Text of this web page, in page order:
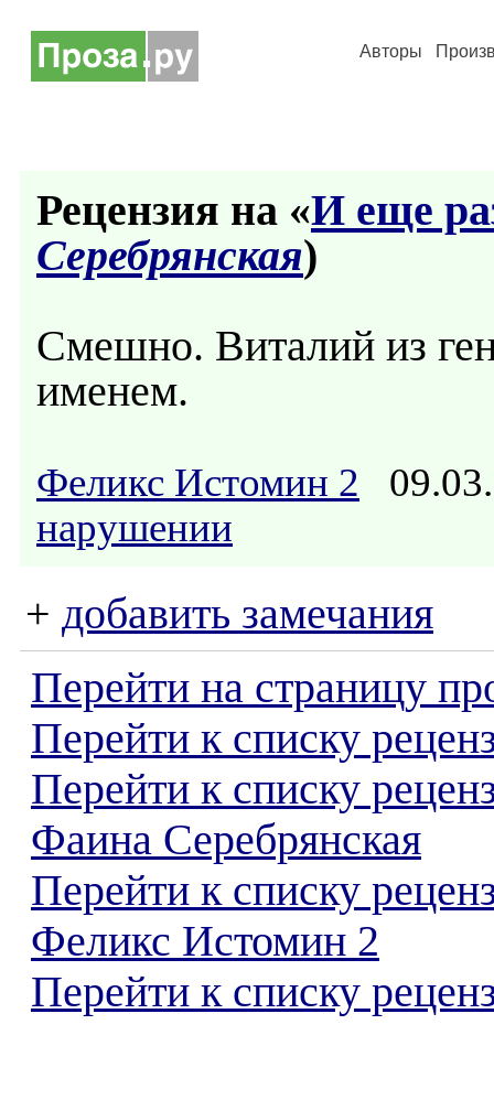
Авторы
Рецензия на «И еще
Серебрянская)
Смешно. Виталий из
именем.
Феликс Истомин 2
нарушении
+ добавить замечания
Перейти на страницу
Перейти к списку
Перейти к списку
Фаина Серебрянская
Перейти к списку
Феликс Истомин 2
Перейти к списку